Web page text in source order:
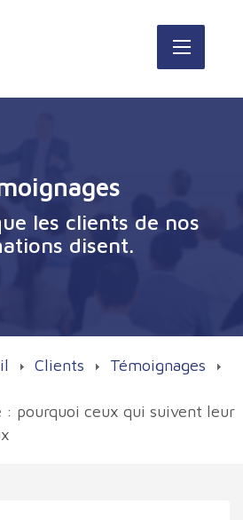
les clients de nos
disent.
Clients
Témoignages
: pourquoi ceux qui suivent leur